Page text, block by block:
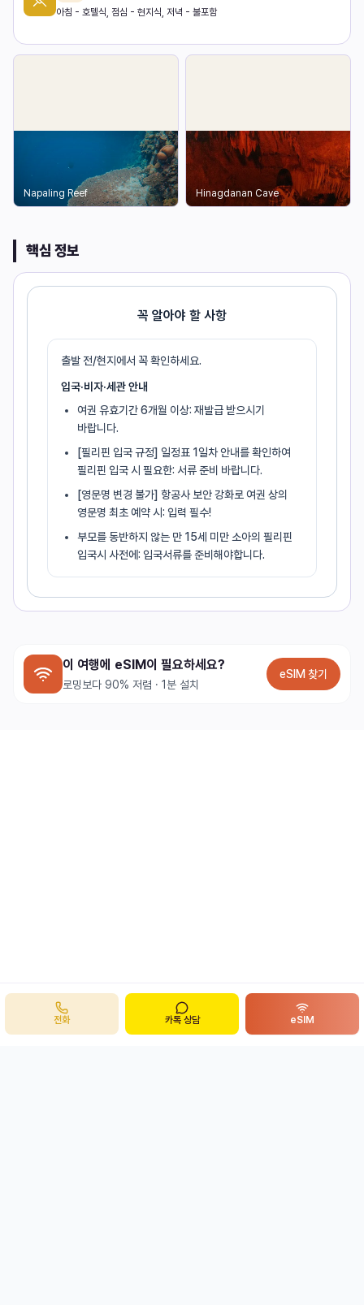
아침 - 호텔식, 점심 - 현지식, 저녁 - 불포함
Napaling Reef Hinagdanan Cave
핵심 정보
꼭 알아야 할 사항
출발 전/현지에서 꼭 확인하세요.
입국·비자·세관 안내
여권 유효기간 6개월 이상: 재발급 받으시기
바랍니다.
[필리핀 입국 규정] 일정표 1일차 안내를 확인하여
필리핀 입국 시 필요한: 서류 준비 바랍니다.
[영문명 변경 불가] 항공사 보안 강화로 여권 상의
영문명 최초 예약 시: 입력 필수!
부모를 동반하지 않는 만 15세 미만 소아의 필리핀
입국시 사전에: 입국서류를 준비해야합니다.
이 여행에 eSIM이 필요하세요?
로밍보다 90% 저렴 · 1분 설치
eSIM 찾기
전화 카톡 상담 eSIM